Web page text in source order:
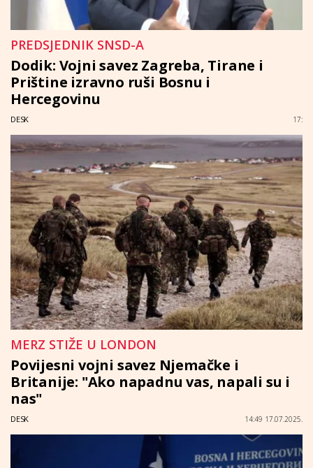
PREDSJEDNIK SNSD-A
Dodik: Vojni savez Zagreba, Tirane i
Prištine izravno ruši Bosnu i
Hercegovinu
DESK 17:
MERZ STIŽE U LONDON
Povijesni vojni savez Njemačke i
Britanije: "Ako napadnu vas, napali su i
nas"
DESK 14:49 17.07.2025.